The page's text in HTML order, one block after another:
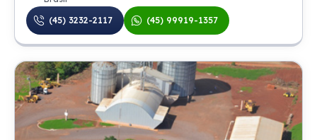
(45) 3232-2117
(45) 99919-1357